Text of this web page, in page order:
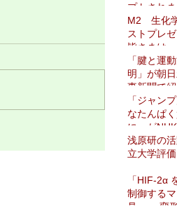
プトされま
M2 生化
ストプレ
皆さまは
「腱と運
明」が朝
事新聞で紹
「ジャン
なたんぱ
に」が
本】で紹
浅原研の
立大学評
「HIF-2α
制御する
見」― 変